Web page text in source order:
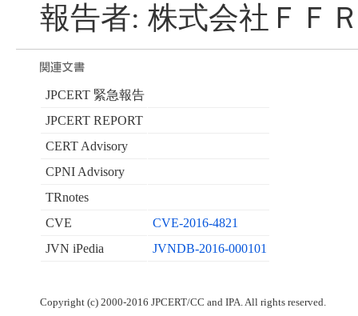
報告者: 株式会社ＦＦ
JPCERT 緊急報告
JPCERT REPORT
CERT Advisory
CPNI Advisory
TRnotes
CVE
CVE-2016-4821
JVN iPedia
JVNDB-2016-000101
Copyright (c) 2000-2016 JPCERT/CC and IPA. All rights reserved.